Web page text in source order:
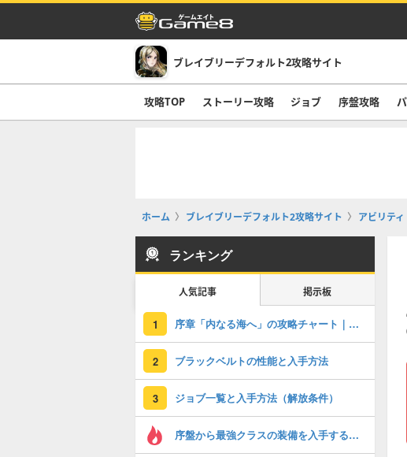
ブレイブリーデフォルト2攻略サイト
攻略TOP ストーリー攻略 ジョブ 序盤攻略
ホーム ブレイブリーデフォルト2攻略サイト アビリティ
ランキング
人気記事 掲示板
1 序章「内なる海へ」の攻略チャート｜ストーリー
2 ブラックベルトの性能と入手方法
3 ジョブ一覧と入手方法（解放条件）
序盤から最強クラスの装備を入手する方法